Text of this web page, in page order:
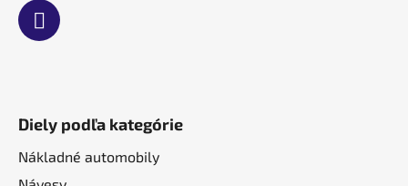
Diely podľa kategórie
Nákladné automobily